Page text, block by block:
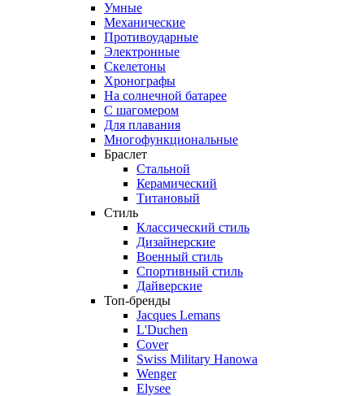
Умные
Механические
Противоударные
Электронные
Скелетоны
Хронографы
На солнечной батарее
С шагомером
Для плавания
Многофункциональные
Браслет
Стальной
Керамический
Титановый
Стиль
Классический стиль
Дизайнерские
Военный стиль
Спортивный стиль
Дайверские
Топ-бренды
Jacques Lemans
L'Duchen
Cover
Swiss Military Hanowa
Wenger
Elysee